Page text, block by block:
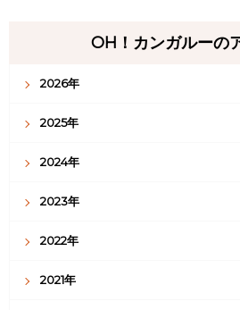
OH！カンガルーの
2026年
2025年
2024年
2023年
2022年
2021年